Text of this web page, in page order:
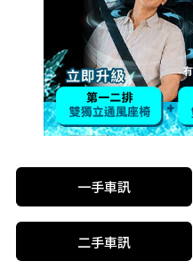
一手車訊
二手車訊